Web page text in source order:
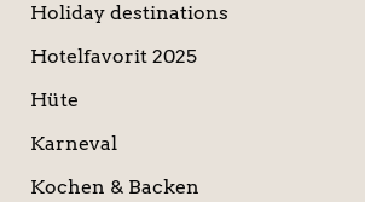
Holiday destinations
Hotelfavorit 2025
Hüte
Karneval
Kochen & Backen